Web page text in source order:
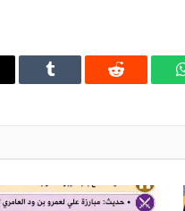
واتساب رديت Tumblr